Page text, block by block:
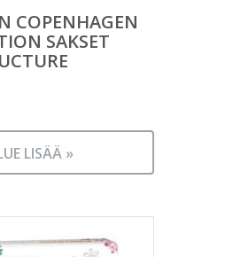
COPENHAGEN
SAKSET
LISÄÄ »